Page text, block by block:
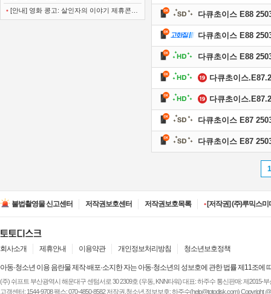
정기점검 안내
• [안내] 영화 콩고: 살인자의 이야기 제휴콘텐
다큐초이스 E88
다큐초이스 E88
다큐초이스 E88
다큐초이스
다큐초이스
다큐초이스 E87
다큐초이스 E87
1
불법촬영물 신고센터 저작권보호센터 저작권보호목록
•[저작권] (주)루믹스미
•[저작권] (주)JAYE -
회사소개 제휴안내 이용약관 개인정보처리방침 청소년보호정책
아동·청소년 이용 음란물 제작·배포·소지한 자는 아동·청소년의 성보호에 관한 법률 제11조에
(주) 쉬프트 부산광역시 해운대구 센텀서로 30 2309호 (우동, KNN타워) 대표: 하주수 통신판매: 제2015-
고객센터: 1544-9708 팩스: 070-4850-8582 저작권,청소년,정보보호: 하주수(help@totodisk.com) Copyright